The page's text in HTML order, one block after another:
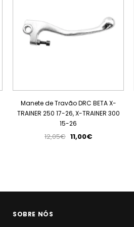
Manete de Travão DRC BETA X-
TRAINER 250 17-26, X-TRAINER 300
15-26
12,05€ 11,00€
SOBRE NÓS